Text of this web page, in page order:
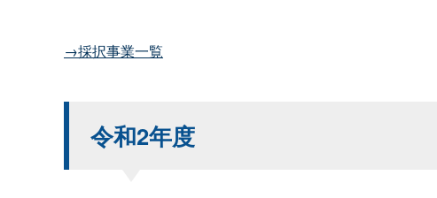
→採択事業一覧
令和2年度